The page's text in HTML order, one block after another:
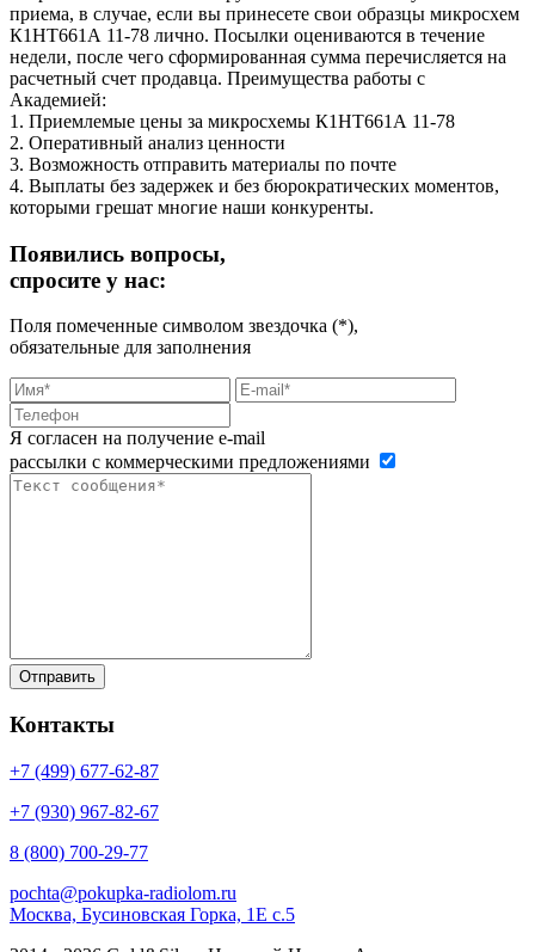
приема, в случае, если вы принесете свои образцы микросхем
К1НТ661А 11-78 лично. Посылки оцениваются в течение
недели, после чего сформированная сумма перечисляется на
расчетный счет продавца. Преимущества работы с
Академией:
1. Приемлемые цены за микросхемы К1НТ661А 11-78
2. Оперативный анализ ценности
3. Возможность отправить материалы по почте
4. Выплаты без задержек и без бюрократических моментов,
которыми грешат многие наши конкуренты.
Появились вопросы,
спросите у нас:
Поля помеченные символом звездочка (*),
обязательные для заполнения
Я согласен на получение e-mail
рассылки с коммерческими предложениями
Контакты
+7 (499) 677-62-87
+7 (930) 967-82-67
8 (800) 700-29-77
pochta@pokupka-radiolom.ru
Москва, Бусиновская Горка, 1Е с.5